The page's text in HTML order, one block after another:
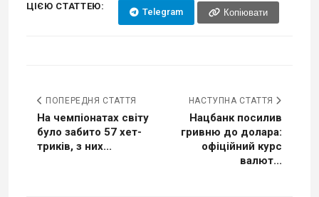
ЦІЄЮ СТАТТЕЮ:
Telegram Копіювати
ПОПЕРЕДНЯ СТАТТЯ
На чемпіонатах світу
було забито 57 хет-
триків, з них...
НАСТУПНА СТАТТЯ
Нацбанк посилив
гривню до долара:
офіційний курс
валют...